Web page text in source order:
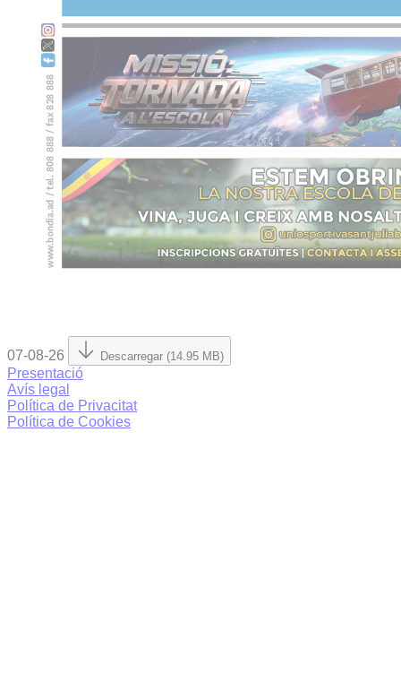
07-08-26 Descarregar (14.95 MB)
Presentació
Avís legal
Política de Privacitat
Política de Cookies